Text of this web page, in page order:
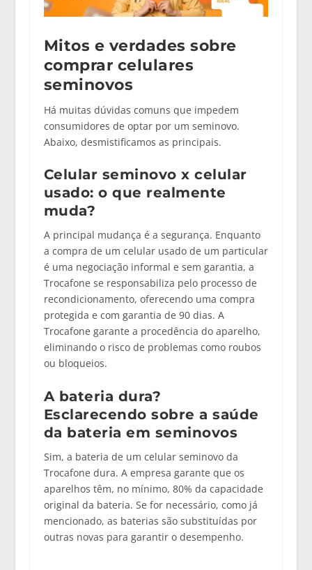
Mitos e verdades sobre
comprar celulares
seminovos
Há muitas dúvidas comuns que impedem
consumidores de optar por um seminovo.
Abaixo, desmistificamos as principais.
Celular seminovo x celular
usado: o que realmente
muda?
A principal mudança é a segurança. Enquanto
a compra de um celular usado de um particular
é uma negociação informal e sem garantia, a
Trocafone se responsabiliza pelo processo de
recondicionamento, oferecendo uma compra
protegida e com garantia de 90 dias. A
Trocafone garante a procedência do aparelho,
eliminando o risco de problemas como roubos
ou bloqueios.
A bateria dura?
Esclarecendo sobre a saúde
da bateria em seminovos
Sim, a bateria de um celular seminovo da
Trocafone dura. A empresa garante que os
aparelhos têm, no mínimo, 80% da capacidade
original da bateria. Se for necessário, como já
mencionado, as baterias são substituídas por
outras novas para garantir o desempenho.